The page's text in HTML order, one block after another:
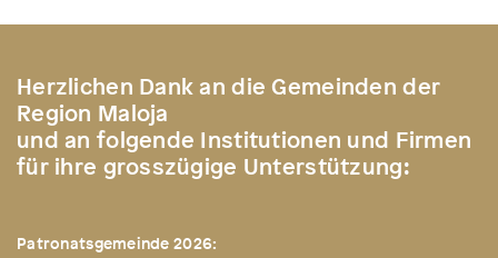
Herzlichen Dank an die Gemeinden der
Region Maloja
und an folgende Institutionen und Firmen
für ihre grosszügige Unterstützung:
Patronatsgemeinde 2026: